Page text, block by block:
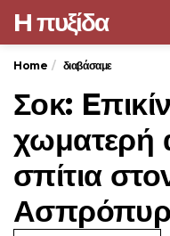
H πυξίδα
Home διαβάσαμε
Σοκ:
χωματερή
σπίτια